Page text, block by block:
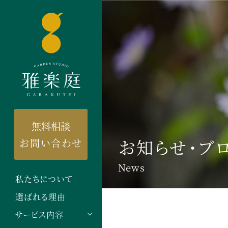
無料相談
お問い合わせ
私たちについて
選ばれる理由
サービス内容
お知らせ・ブ
News